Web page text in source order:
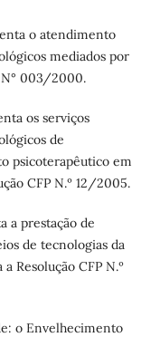
o atendimento
mediados por
N° 003/2000.
os serviços
de
psicoterapêutico em
CFP N.º 12/2005.
a prestação de
de tecnologias da
Resolução CFP N.º
o Envelhecimento